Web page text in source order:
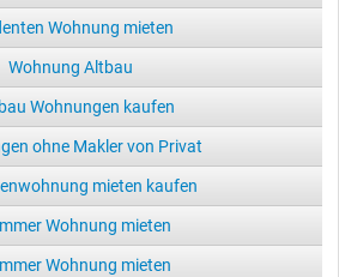
Wohnung mieten
Wohnung Altbau
Wohnungen kaufen
ohne Makler von Privat
mieten kaufen
Wohnung mieten
Wohnung mieten